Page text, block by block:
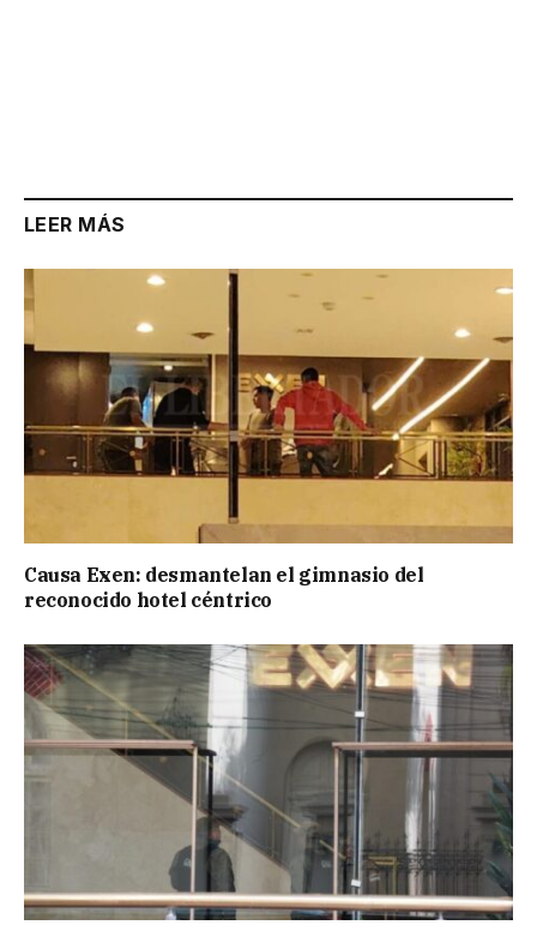
LEER MÁS
Causa Exen: desmantelan el gimnasio del
reconocido hotel céntrico